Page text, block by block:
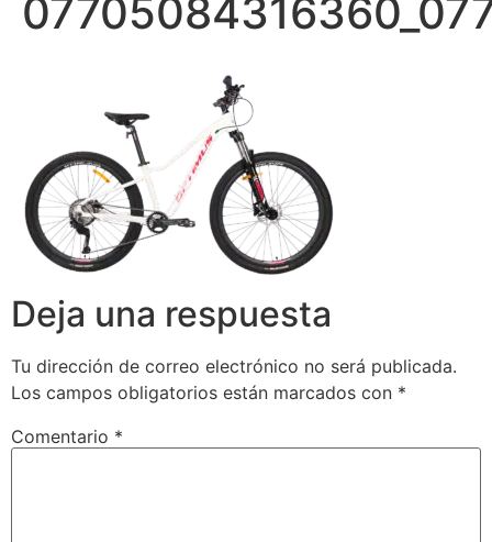
Deja una respuesta
Tu dirección de correo electrónico no será publicada.
Los campos obligatorios están marcados con *
Comentario *